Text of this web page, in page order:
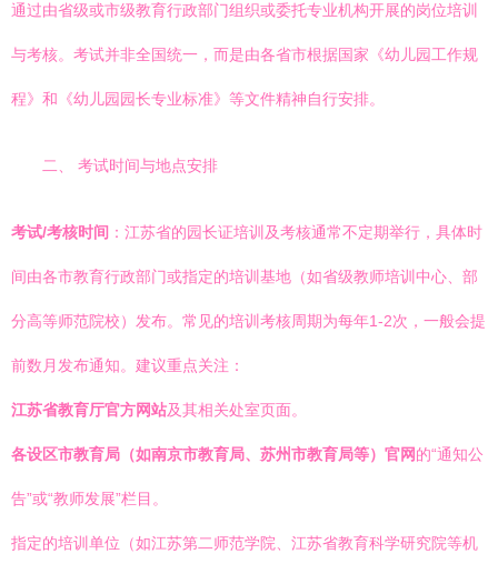
通过由省级或市级教育行政部门组织或委托专业机构开展的岗位培训
与考核。考试并非全国统一，而是由各省市根据国家《幼儿园工作规
程》和《幼儿园园长专业标准》等文件精神自行安排。
二、 考试时间与地点安排
考试/考核时间 ：江苏省的园长证培训及考核通常不定期举行，具体时
间由各市教育行政部门或指定的培训基地（如省级教师培训中心、部
分高等师范院校）发布。常见的培训考核周期为每年1-2次，一般会提
前数月发布通知。建议重点关注：
江苏省教育厅官方网站及其相关处室页面。
各设区市教育局（如南京市教育局、苏州市教育局等）官网的“通知公
告”或“教师发展”栏目。
指定的培训单位（如江苏第二师范学院、江苏省教育科学研究院等机